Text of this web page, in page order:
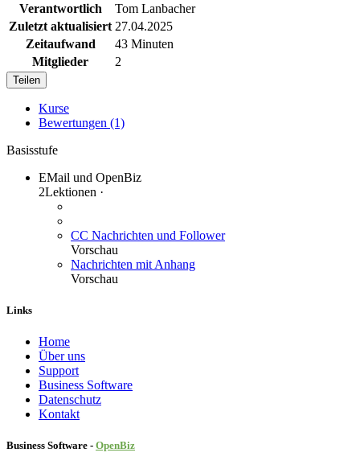
Verantwortlich
Tom Lanbacher
Zuletzt aktualisiert 27.04.2025
Zeitaufwand
43 Minuten
Mitglieder
2
Teilen
Kurse
Bewertungen (1)
Basisstufe
EMail und OpenBiz
2Lektionen ·
CC Nachrichten und Follower
Vorschau
Nachrichten mit Anhang
Vorschau
Links
Home
Über uns
Sup​port
Business Software
Datenschutz
Kontakt
Business Software - OpenBiz